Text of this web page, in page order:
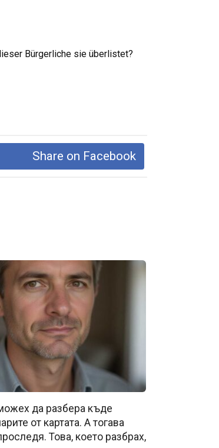
Bürgerliche sie überlistet?
Share on Facebook
да разбера къде
от картата. А тогава
Това, което разбрах,